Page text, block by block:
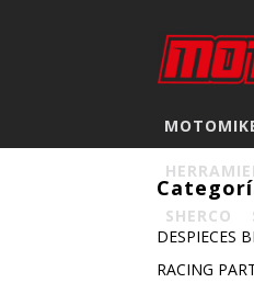
SHERCO
DESPIECES
RACING